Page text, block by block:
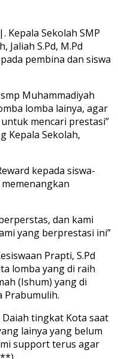
Kepala Sekolah SMP
Jaliah S.Pd, M.Pd
pembina dan siswa
Muhammadiyah
lomba lainya, agar
mencari prestasi”
Kepala Sekolah,
kepada siswa-
dan kami
yang berprestasi ini”
Prapti, S.Pd
lomba yang di raih
(Ishum) yang di
Prabumulih.
tingkat Kota saat
lainya yang belum
support terus agar